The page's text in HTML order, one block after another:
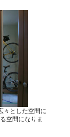
々とした空間に
空間になりま